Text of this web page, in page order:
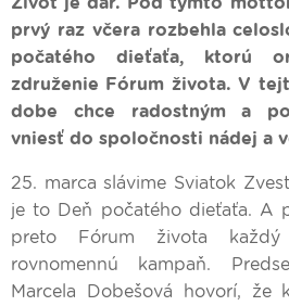
prvý raz včera rozbehla
počatého dieťaťa, ktorú
združenie Fórum života. V
dobe chce radostným a
vniesť do spoločnosti nádej a
25. marca slávime Sviatok
je to Deň počatého dieťaťa. A
preto Fórum života
rovnomennú kampaň.
Marcela Dobešová hovorí, že